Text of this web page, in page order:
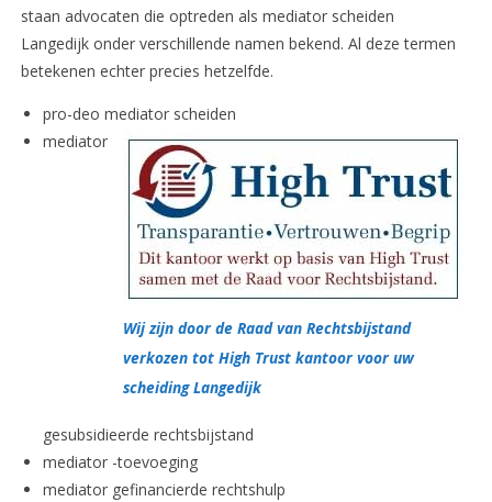
staan advocaten die optreden als mediator scheiden
Langedijk onder verschillende namen bekend. Al deze termen
betekenen echter precies hetzelfde.
pro-deo mediator scheiden
Wij zijn door de Raad van Rechtsbijstand
verkozen tot High Trust kantoor voor uw
scheiding Langedijk
mediator
gesubsidieerde rechtsbijstand
mediator -toevoeging
mediator gefinancierde rechtshulp